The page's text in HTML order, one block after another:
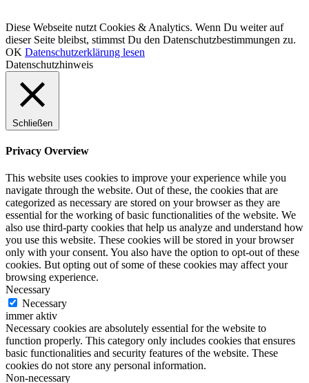
Diese Webseite nutzt Cookies & Analytics. Wenn Du weiter auf
dieser Seite bleibst, stimmst Du den Datenschutzbestimmungen zu.
OK Datenschutzerklärung lesen
Datenschutzhinweis
Schließen
Privacy Overview
This website uses cookies to improve your experience while you
navigate through the website. Out of these, the cookies that are
categorized as necessary are stored on your browser as they are
essential for the working of basic functionalities of the website. We
also use third-party cookies that help us analyze and understand how
you use this website. These cookies will be stored in your browser
only with your consent. You also have the option to opt-out of these
cookies. But opting out of some of these cookies may affect your
browsing experience.
Necessary
Necessary
immer aktiv
Necessary cookies are absolutely essential for the website to
function properly. This category only includes cookies that ensures
basic functionalities and security features of the website. These
cookies do not store any personal information.
Non-necessary